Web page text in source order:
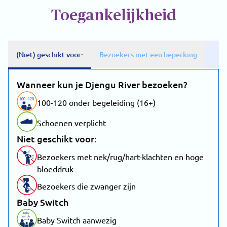
Toegankelijkheid
(Niet) geschikt voor: Bezoekers met een beperking
Wanneer kun je Djengu River bezoeken?
100 -120
100-120 onder begeleiding (16+)
Schoenen verplicht
Niet geschikt voor:
Bezoekers met nek/rug/hart-klachten en hoge
bloeddruk
Bezoekers die zwanger zijn
Baby Switch
Baby
switch Baby Switch aanwezig